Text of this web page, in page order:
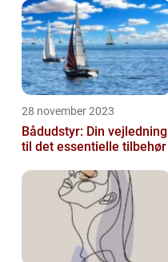
28 november 2023
Bådudstyr: Din vejledning
til det essentielle tilbehør